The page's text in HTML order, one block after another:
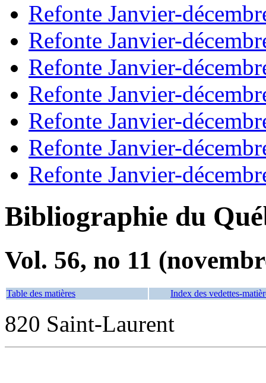
Refonte Janvier-
Refonte Janvier-
Refonte Janvier-
Refonte Janvier-
Refonte Janvier-
Refonte Janvier-
Refonte Janvier-
Bibliographie du
Vol. 56, no 11
Table des matières Index des vedettes-
820 Saint-Laurent